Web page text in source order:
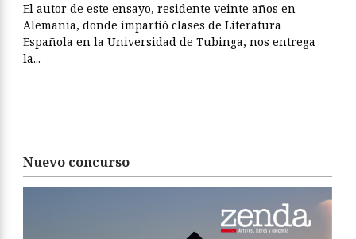
El autor de este ensayo, residente veinte años en
Alemania, donde impartió clases de Literatura
Española en la Universidad de Tubinga, nos entrega
la...
Nuevo concurso